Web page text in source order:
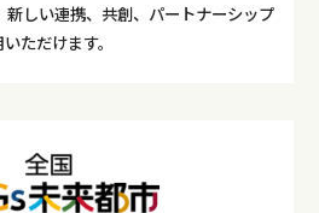
新しい連携、共創、パートナーシップ
ただけます。